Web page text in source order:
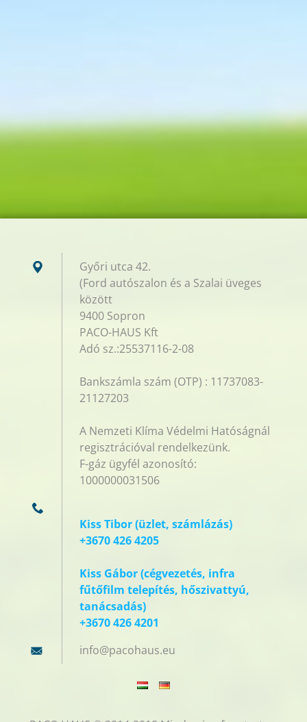
Győri utca 42.
(Ford autószalon és a Szalai üveges
között
9400 Sopron
PACO-HAUS Kft
Adó sz.:25537116-2-08
Bankszámla szám (OTP) : 11737083-
21127203
A Nemzeti Klíma Védelmi Hatóságnál
regisztrációval rendelkezünk.
F-gáz ügyfél azonosító:
1000000031506
Kiss Tibor (üzlet, számlázás)
+3670 426 4205
Kiss Gábor (cégvezetés, infra
fűtőfilm telepítés, hőszivattyú,
tanácsadás)
+3670 426 4201
info@pacohaus.eu